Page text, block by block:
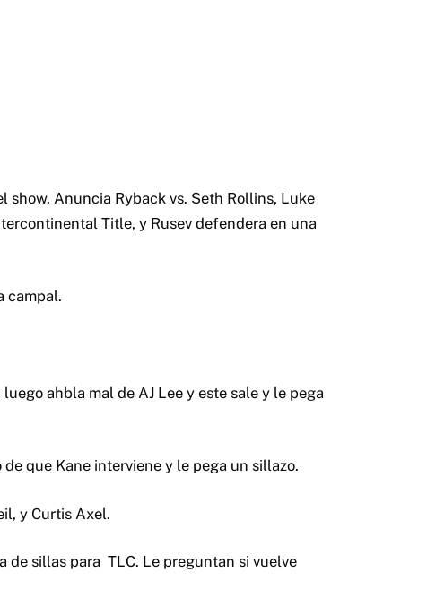
show. Anuncia Ryback vs. Seth Rollins, Luke
Title, y Rusev defendera en una
campal.
ahbla mal de AJ Lee y este sale y le pega
que Kane interviene y le pega un sillazo.
y Curtis Axel.
de sillas para TLC. Le preguntan si vuelve